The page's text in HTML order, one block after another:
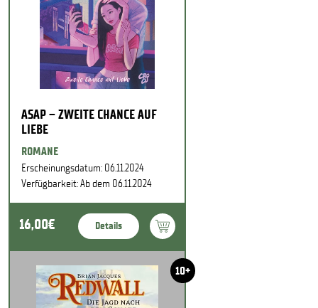
ASAP – ZWEITE CHANCE AUF
LIEBE
ROMANE
Erscheinungsdatum: 06.11.2024
Verfügbarkeit: Ab dem 06.11.2024
16,00€ Details
10+